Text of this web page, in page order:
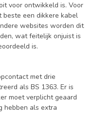
voor ontwikkeld is. Voor
beste een dikkere kabel
websites worden dit
wat feitelijk onjuist is
is.
met drie
als BS 1363. Er is
moet verplicht geaard
hebben als extra